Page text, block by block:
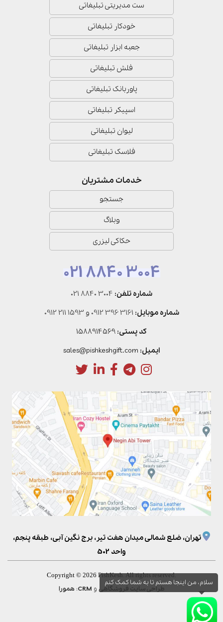
سلام، من اینجا هستم تا به شما کمک کنم
ست مدیریتی تبلیغاتی
خودکار تبلیغاتی
جعبه ابزار تبلیغاتی
فلش تبلیغاتی
پاوربانک تبلیغاتی
اسپیکر تبلیغاتی
لیوان تبلیغاتی
فلاسک تبلیغاتی
خدمات مشتریان
جستجو
وبلاگ
حکاکی لیزری
021 8840 3004
شماره تلفن: 021 8840 3004
شماره موبایل: 0912 396 3161 و 0912 211 1593
کد پستی:
ایمیل:
تهران، ضلع شمالی میدان هفت تیر، برج نگین آبی، طبقه پنجم،
واحد 502
Copyright © 2026 PishKesh. All rights reserved.
طراحی سایت فروشگاهی و CRM
: همورا